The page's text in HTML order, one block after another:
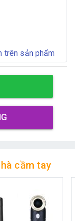
trên sản phẩm
cầm tay